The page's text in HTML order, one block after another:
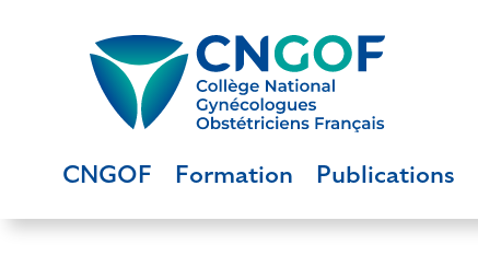
CNGOF Formation Publications